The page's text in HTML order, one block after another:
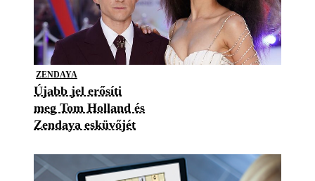
ZENDAYA
Újabb jel erősíti
meg Tom Holland és
Zendaya esküvőjét